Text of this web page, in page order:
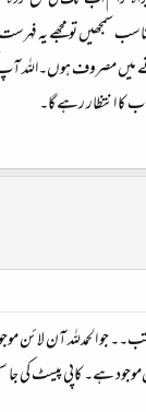
سمجھیں تو مجھے یہ
میں مصروف
کا انتظار رہے گا۔
جو الحمدللہ آن
ہے۔ کاپی پیسٹ کی